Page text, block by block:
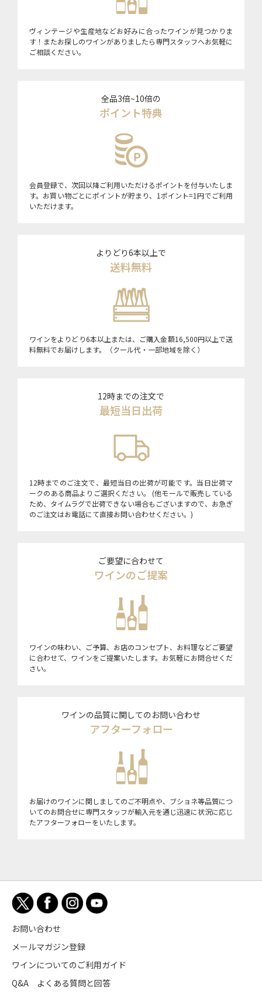
ヴィンテージや生産地などお好みに合ったワインが見つかりま
す！またお探しのワインがありましたら専門スタッフへお気軽に
ご相談ください。
全品3倍~10倍の
ポイント特典
会員登録で、次回以降ご利用いただけるポイントを付与いたしま
す。お買い物ごとにポイントが貯まり、1ポイント=1円でご利用
いただけます。
よりどり6本以上で
送料無料
ワインをよりどり6本以上または、ご購入金額16,500円以上で送
料無料でお届けします。（クール代・一部地域を除く）
12時までの注文で
最短当日出荷
12時までのご注文で、最短当日の出荷が可能です。当日出荷マ
ークのある商品よりご選択ください。 (他モールで販売している
ため、タイムラグで出荷できない場合もございますので、お急ぎ
のご注文はお電話にて直接お問い合わせください。)
ご要望に合わせて
ワインのご提案
ワインの味わい、ご予算、お店のコンセプト、お料理などご要望
に合わせて、ワインをご提案いたします。お気軽にお問合せくだ
さい。
ワインの品質に関してのお問い合わせ
アフターフォロー
お届けのワインに関しましてのご不明点や、ブショネ等品質につ
いてのお問合せに専門スタッフが輸入元を通じ迅速に状況に応じ
たアフターフォローをいたします。
お問い合わせ
メールマガジン登録
ワインについてのご利用ガイド
Q&A よくある質問と回答